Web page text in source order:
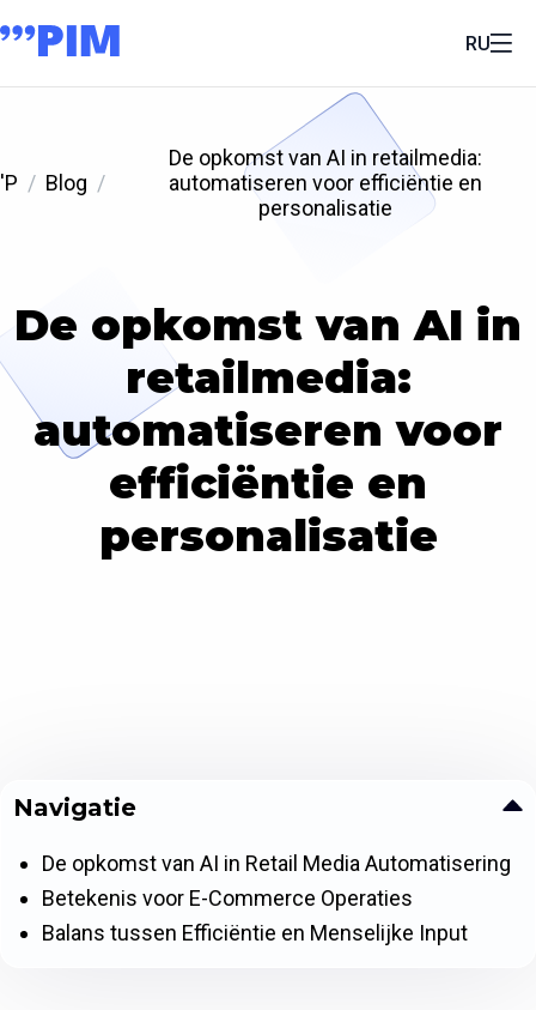
RU
'P Blog
De opkomst van AI in retailmedia:
automatiseren voor efficiëntie en
personalisatie
De opkomst van AI in
retailmedia:
automatiseren voor
efficiëntie en
personalisatie
Navigatie
De opkomst van AI in Retail Media Automatisering
Betekenis voor E-Commerce Operaties
Balans tussen Efficiëntie en Menselijke Input